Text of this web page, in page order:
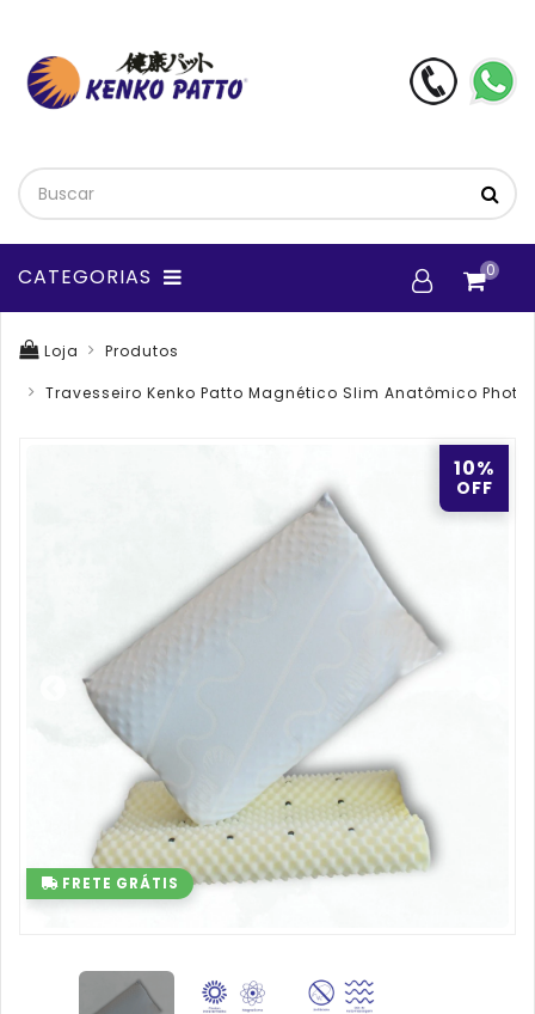
CATEGORIAS 0
Loja Produtos
Travesseiro Kenko Patto Magnético Slim Anatômico
10%
OFF
FRETE GRÁTIS